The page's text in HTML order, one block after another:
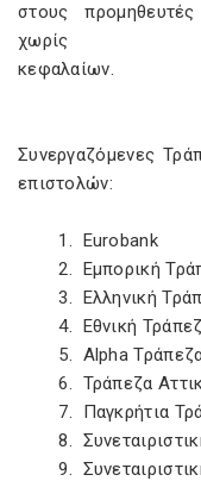
στους
Συνεργαζόμενες
επιστολών:
1. Eurobank
2. Εμπορική
3. Ελληνική
4. Εθνική
5. Alpha
6. Τράπεζα
7. Παγκρήτια
8.
9.